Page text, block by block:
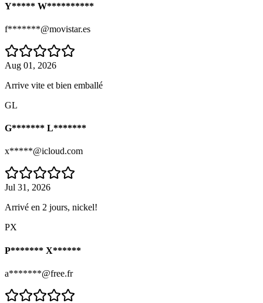
Y***** W**********
f*******@movistar.es
Aug 01, 2026
Arrive vite et bien emballé
GL
G******* L*******
x*****@icloud.com
Jul 31, 2026
Arrivé en 2 jours, nickel!
PX
P******* X******
a*******@free.fr